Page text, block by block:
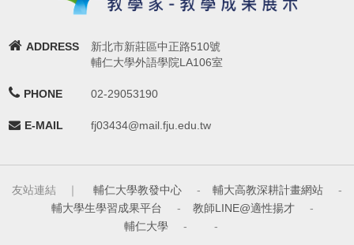
ADDRESS
新北市新莊區中正路510號
輔仁大學外語學院LA106室
PHONE 02-29053190
E-MAIL fj03434@mail.fju.edu.tw
友站連結 ｜ 輔仁大學教發中心 - 輔大高教深耕計畫網站
-
輔大學生學習成果平台
- 教師LINE@適性揚才
-
輔仁大學
- -